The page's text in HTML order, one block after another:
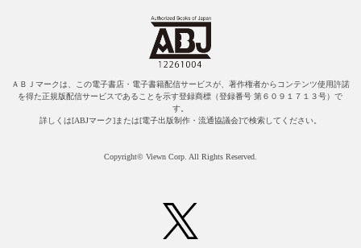
ＡＢＪマークは、この電子書店・電子書籍配信サービスが、著作権者からコンテンツ使用許諾
を得た正規版配信サービスであることを示す登録商標（登録番号 第６０９１７１３号）で
す。
詳しくは[ABJマーク]または[電子出版制作・流通協議会]で検索してください。
Copyright© Viewn Corp. All Rights Reserved.